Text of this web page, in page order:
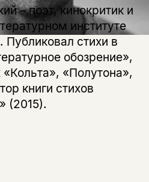
– поэт, кинокритик и
институте
стихи в
обозрение»,
«Полутона»,
книги стихов
(2015).
«НЛО».
промокод на
временно
письмо на указанный